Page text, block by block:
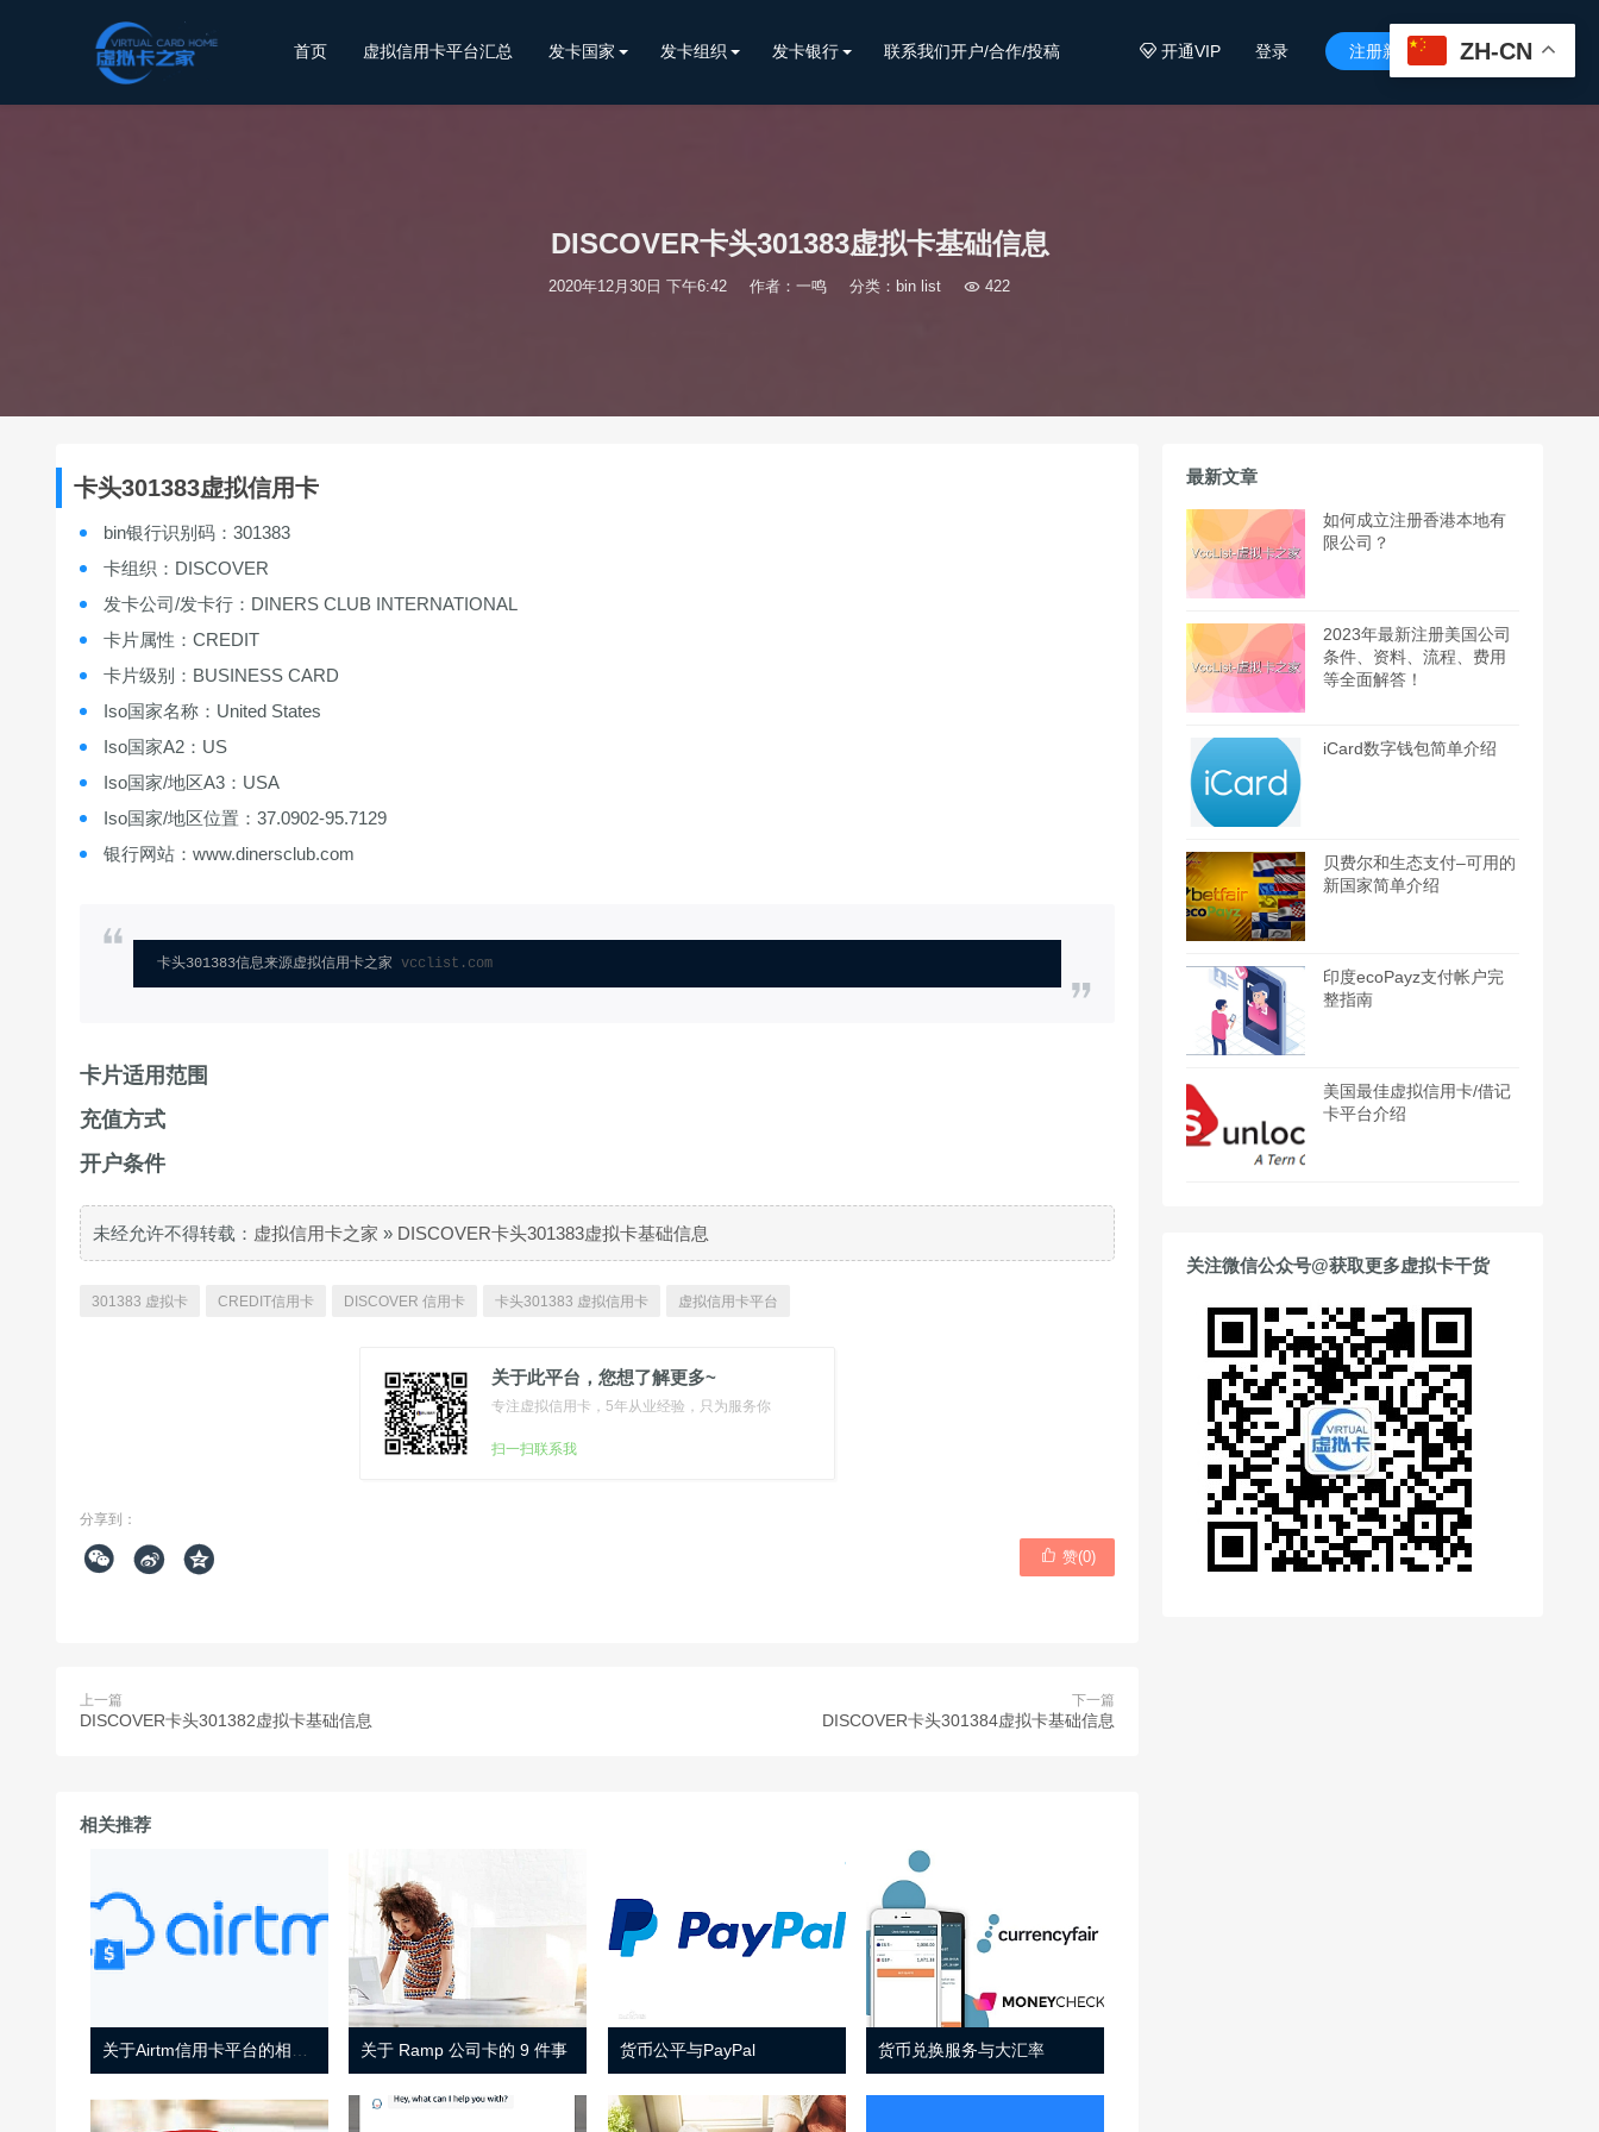
开通VIP 登录 注册新用户 
首页 虚拟信用卡平台汇总 发卡国家 发卡组织 发卡银行 联系我们开户/合作/投稿
DISCOVER卡头301383虚拟卡基础信息
2020年12月30日 下午6:42 作者：一鸣 分类： bin list  422
卡头301383虚拟信用卡
bin银行识别码：301383
卡组织：DISCOVER
发卡公司/发卡行：DINERS CLUB INTERNATIONAL
卡片属性：CREDIT
卡片级别：BUSINESS CARD
Iso国家名称：United States
Iso国家A2：US
Iso国家/地区A3：USA
Iso国家/地区位置：37.0902-95.7129
银行网站：www.dinersclub.com
卡头301383信息来源虚拟信用卡之家 vcclist.com
卡片适用范围
充值方式
开户条件
未经允许不得转载： 虚拟信用卡之家 » DISCOVER卡头301383虚拟卡基础信息
301383 虚拟卡 CREDIT信用卡 DISCOVER 信用卡 卡头301383 虚拟信用卡 虚拟信用卡平台
关于此平台，您想了解更多~
专注虚拟信用卡，5年从业经验，只为服务你
扫一扫联系我
分享到：
    赞(0)
上一篇
DISCOVER卡头301382虚拟卡基础信息
下一篇
DISCOVER卡头301384虚拟卡基础信息
相关推荐
关于 Ramp 公司卡的 9 件事 货币公平与PayPal 货币兑换服务与大汇率
最新文章
如何成立注册香港本地有
限公司？
2023年最新注册美国公司
条件、资料、流程、费用
等全面解答！
iCard数字钱包简单介绍
贝费尔和生态支付–可用的
新国家简单介绍
印度ecoPayz支付帐户完
整指南
美国最佳虚拟信用卡/借记
卡平台介绍
关注微信公众号@获取更多虚拟卡干货
ZH-CN